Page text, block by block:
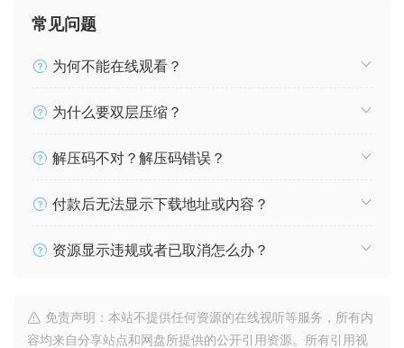
常见问题
为何不能在线观看？
为什么要双层压缩？
解压码不对？解压码错误？
付款后无法显示下载地址或内容？
资源显示违规或者已取消怎么办？
免责声明：本站不提供任何资源的在线视听等服务，所有内
容均来自分享站点和网盘所提供的公开引用资源。所有引用视